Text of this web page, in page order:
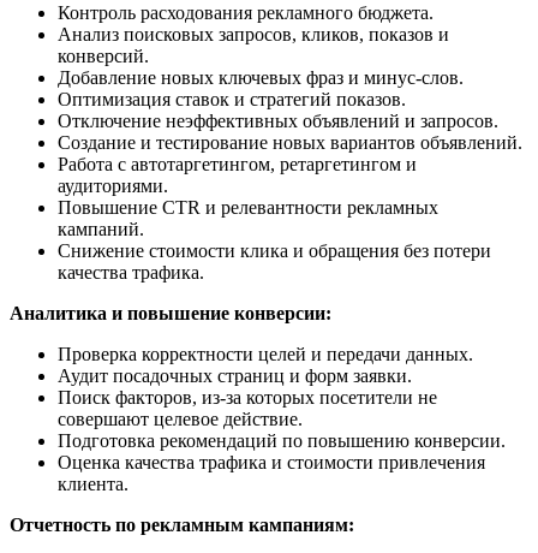
Контроль расходования рекламного бюджета.
Анализ поисковых запросов, кликов, показов и
конверсий.
Добавление новых ключевых фраз и минус-слов.
Оптимизация ставок и стратегий показов.
Отключение неэффективных объявлений и запросов.
Создание и тестирование новых вариантов объявлений.
Работа с автотаргетингом, ретаргетингом и
аудиториями.
Повышение CTR и релевантности рекламных
кампаний.
Снижение стоимости клика и обращения без потери
качества трафика.
Аналитика и повышение конверсии:
Проверка корректности целей и передачи данных.
Аудит посадочных страниц и форм заявки.
Поиск факторов, из-за которых посетители не
совершают целевое действие.
Подготовка рекомендаций по повышению конверсии.
Оценка качества трафика и стоимости привлечения
клиента.
Отчетность по рекламным кампаниям: